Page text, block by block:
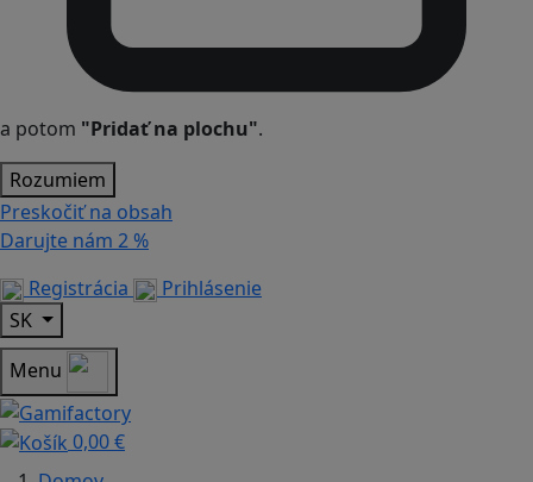
a potom "Pridať na plochu".
Rozumiem
Preskočiť na obsah
Darujte nám 2 %
Registrácia
Prihlásenie
SK
Menu
0,00 €